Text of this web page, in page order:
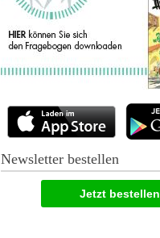
Newsletter bestellen
Jetzt bestellen